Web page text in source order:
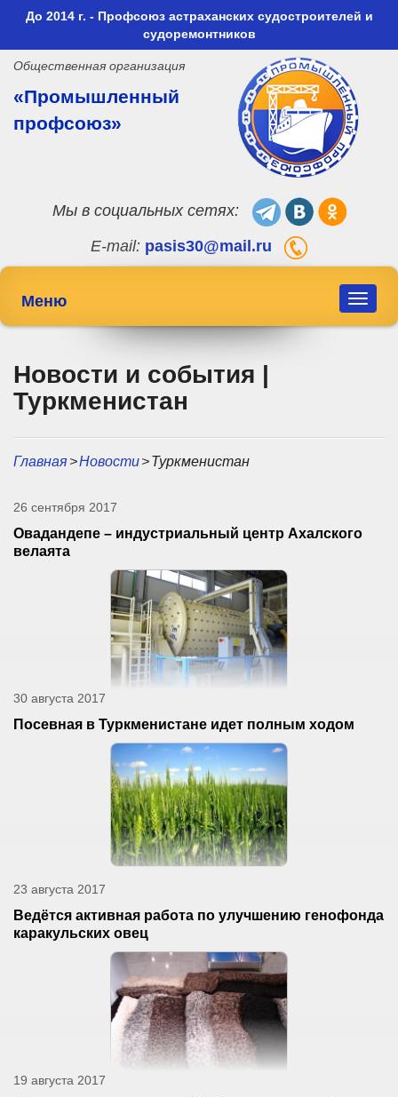
До 2014 г. - Профсоюз астраханских судостроителей и
судоремонтников
Общественная организация
«Промышленный
профсоюз»
Мы в социальных сетях:
E-mail: pasis30@mail.ru
Toggle
Меню
Новости и события |
Туркменистан
Главная>Новости>Туркменистан
26 сентября 2017
Овадандепе – индустриальный центр Ахалского
велаята
30 августа 2017
Посевная в Туркменистане идет полным ходом
23 августа 2017
Ведётся активная работа по улучшению генофонда
каракульских овец
19 августа 2017